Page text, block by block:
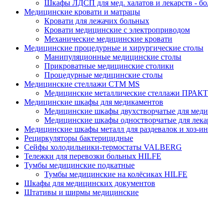
Шкафы ЛДСП для мед. халатов и лекарств -
Медицинские кровати и матрацы
Кровати для лежачих больных
Кровати медицинские с электроприводом
Механические медицинские кровати
Медицинские процедурные и хирургические столы
Манипуляционные медицинские столы
Прикроватные медицинские столики
Процедурные медицинские столы
Медицинские стеллажи CTM MS
Медицинские металлические стеллажи
Медицинские шкафы для медикаментов
Медицинские шкафы двухстворчатые для
Медицинские шкафы одностворчатые для
Медицинские шкафы металл для раздевалок и хоз-
Рециркуляторы бактерицидные
Сейфы холодильники-термостаты VALBERG
Тележки для перевозки больных HILFE
Тумбы медицинские подкатные
Тумбы медицинские на колёсиках HILFE
Шкафы для медицинских документов
Штативы и ширмы медицинские